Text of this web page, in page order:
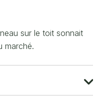
sur le toit sonnait
marché.